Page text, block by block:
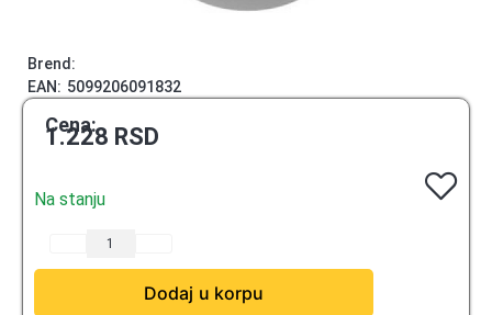
Brend:
EAN: 5099206091832
Cena:
1.228 RSD
Na stanju
Dodaj u korpu